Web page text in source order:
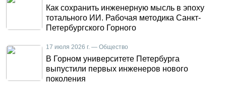
Как сохранить инженерную мысль в эпоху
тотального ИИ. Рабочая методика Санкт-
Петербургского Горного
17 июля 2026 г. — Общество
В Горном университете Петербурга
выпустили первых инженеров нового
поколения